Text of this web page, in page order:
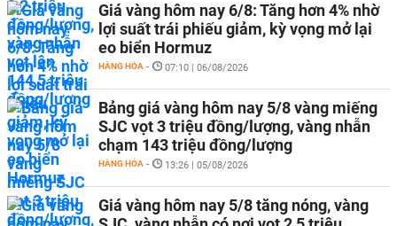
Giá vàng hôm nay 6/8: Tăng hơn 4% nhờ
lợi suất trái phiếu giảm, kỳ vọng mở lại
eo biển Hormuz
HÀNG HÓA - 07:10 | 06/08/2026
Bảng giá vàng hôm nay 5/8 vàng miếng
SJC vọt 3 triệu đồng/lượng, vàng nhẫn
chạm 143 triệu đồng/lượng
HÀNG HÓA - 13:26 | 05/08/2026
Giá vàng hôm nay 5/8 tăng nóng, vàng